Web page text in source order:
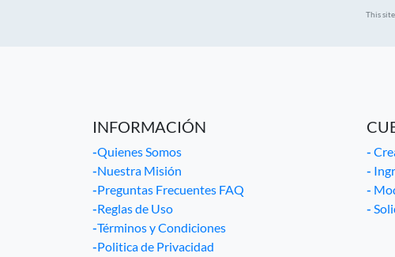
This
INFORMACIÓN
-Quienes Somos
-Nuestra Misión
-Preguntas Frecuentes FAQ
-Reglas de Uso
-Términos y Condiciones
-Politica de Privacidad
-
-
-
-